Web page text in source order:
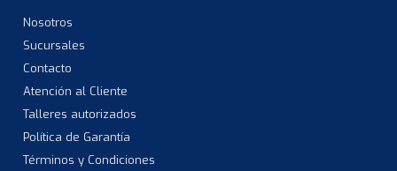
Nosotros
Sucursales
Contacto
Atención al Cliente
Talleres autorizados
Política de Garantía
Términos y Condiciones